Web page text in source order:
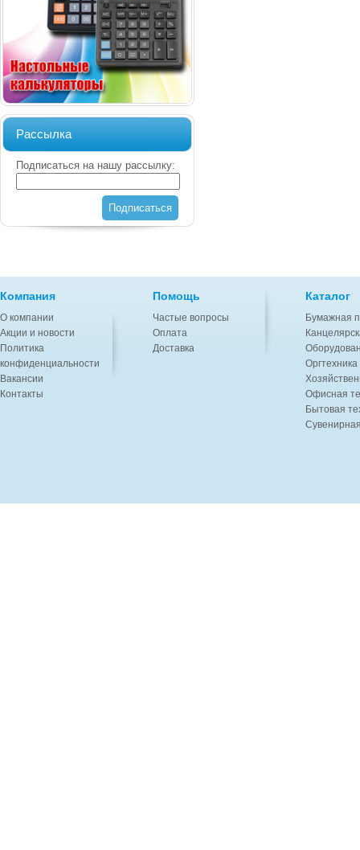
Рассылка
Подписаться на нашу рассылку:
Подписаться
Компания
О компании
Акции и новости
Политика
конфиденциальности
Вакансии
Контакты
Помощь
Частые вопросы
Оплата
Доставка
Каталог
Бумажная
Офисная
Бытовая